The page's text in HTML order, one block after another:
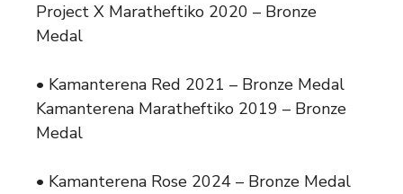
Project X Maratheftiko 2020 – Bronze
Medal
• Kamanterena Red 2021 – Bronze Medal
Kamanterena Maratheftiko 2019 – Bronze
Medal
• Kamanterena Rose 2024 – Bronze Medal